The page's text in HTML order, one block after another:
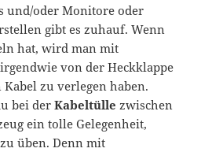
und/oder Monitore oder
gibt es zuhauf. Wenn
hat, wird man mit
von der Heckklappe
zu verlegen haben.
bei derKabeltülle zwischen
ein tolle Gelegenheit,
üben. Denn mit